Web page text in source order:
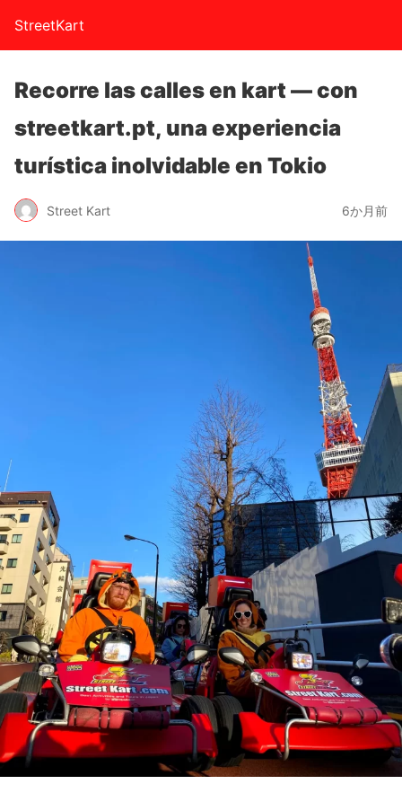
StreetKart
Recorre las calles en kart — con
streetkart.pt, una experiencia
turística inolvidable en Tokio
Street Kart 6か月前